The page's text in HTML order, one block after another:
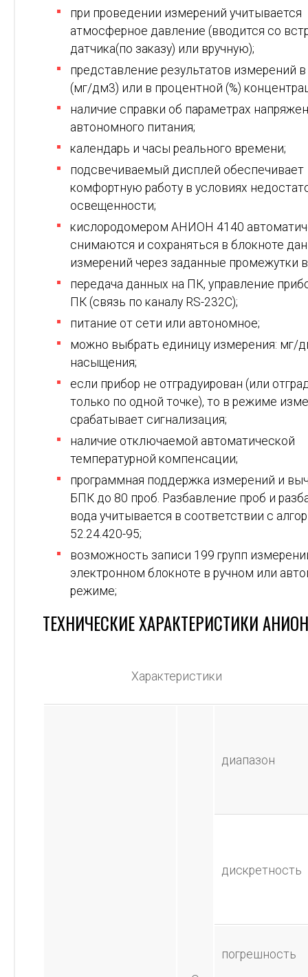
при проведении измерений учитывается
атмосферное давление (вводится со
датчика(по заказу) или вручную);
представление результатов измерений
(мг/дм3) или в процентной (%)
наличие справки об параметрах
автономного питания;
календарь и часы реального времени;
подсвечиваемый дисплей обеспечивает
комфортную работу в условиях
освещенности;
кислородомером АНИОН 4140
снимаются и сохраняться в блокноте
измерений через заданные промежутки
передача данных на ПК, управление
ПК (связь по каналу RS-232C);
питание от сети или автономное;
можно выбрать единицу измерения: мг/
насыщения;
если прибор не отградуирован (или
только по одной точке), то в режиме
срабатывает сигнализация;
наличие отключаемой автоматической
температурной компенсации;
программная поддержка измерений и
БПК до 80 проб. Разбавление проб и
вода учитывается в соответствии с
52.24.420-95;
возможность записи 199 групп
электронном блокноте в ручном или
режиме;
ТЕХНИЧЕСКИЕ ХАРАКТЕРИСТИКИ
Характеристики
диапазон
дискретность
погрешность